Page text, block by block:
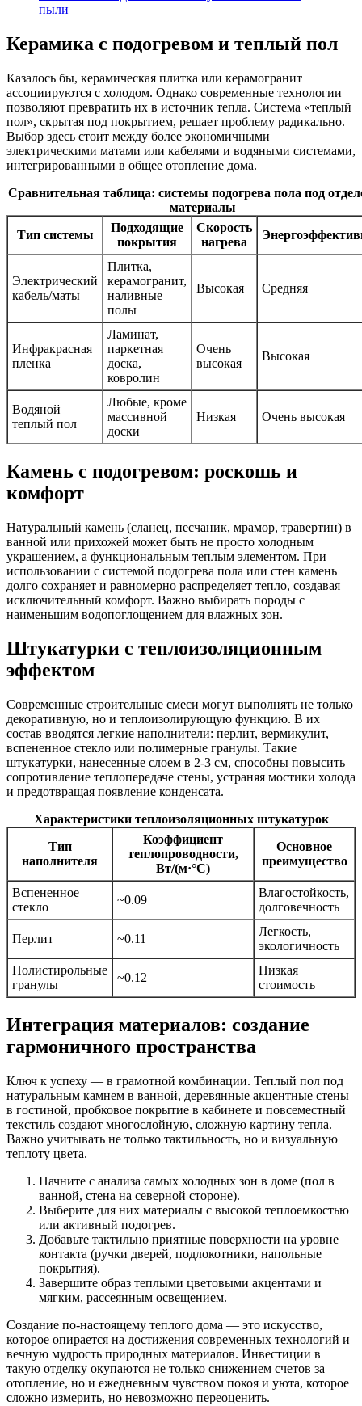
пыли
Керамика с подогревом и теплый пол
Казалось бы, керамическая плитка или керамогранит
ассоциируются с холодом. Однако современные технологии
позволяют превратить их в источник тепла. Система «теплый
пол», скрытая под покрытием, решает проблему радикально.
Выбор здесь стоит между более экономичными
электрическими матами или кабелями и водяными системами,
интегрированными в общее отопление дома.
Сравнительная таблица: системы подогрева пола под
материалы
Тип системы
Подходящие
покрытия
Скорость
нагрева
Электрический
кабель/маты
Плитка,
керамогранит,
наливные
полы
Высокая Средняя
Инфракрасная
пленка
Ламинат,
паркетная
доска,
ковролин
Очень
высокая
Высокая
Водяной
теплый пол
Любые, кроме
массивной
доски
Низкая Очень высокая
Камень с подогревом: роскошь и
комфорт
Натуральный камень (сланец, песчаник, мрамор, травертин) в
ванной или прихожей может быть не просто холодным
украшением, а функциональным теплым элементом. При
использовании с системой подогрева пола или стен камень
долго сохраняет и равномерно распределяет тепло, создавая
исключительный комфорт. Важно выбирать породы с
наименьшим водопоглощением для влажных зон.
Штукатурки с теплоизоляционным
эффектом
Современные строительные смеси могут выполнять не только
декоративную, но и теплоизолирующую функцию. В их
состав вводятся легкие наполнители: перлит, вермикулит,
вспененное стекло или полимерные гранулы. Такие
штукатурки, нанесенные слоем в 2-3 см, способны повысить
сопротивление теплопередаче стены, устраняя мостики холода
и предотвращая появление конденсата.
Характеристики теплоизоляционных штукатурок
Тип
наполнителя
Коэффициент
теплопроводности,
Вт/(м·°C)
Основное
преимущество
Вспененное
стекло
~0.09
Влагостойкость,
долговечность
Перлит ~0.11
Легкость,
экологичность
Полистирольные
гранулы
~0.12
Низкая
стоимость
Интеграция материалов: создание
гармоничного пространства
Ключ к успеху — в грамотной комбинации. Теплый пол под
натуральным камнем в ванной, деревянные акцентные стены
в гостиной, пробковое покрытие в кабинете и повсеместный
текстиль создают многослойную, сложную картину тепла.
Важно учитывать не только тактильность, но и визуальную
теплоту цвета.
Начните с анализа самых холодных зон в доме (пол в
ванной, стена на северной стороне).
Выберите для них материалы с высокой теплоемкостью
или активный подогрев.
Добавьте тактильно приятные поверхности на уровне
контакта (ручки дверей, подлокотники, напольные
покрытия).
Завершите образ теплыми цветовыми акцентами и
мягким, рассеянным освещением.
Создание по-настоящему теплого дома — это искусство,
которое опирается на достижения современных технологий и
вечную мудрость природных материалов. Инвестиции в
такую отделку окупаются не только снижением счетов за
отопление, но и ежедневным чувством покоя и уюта, которое
сложно измерить, но невозможно переоценить.